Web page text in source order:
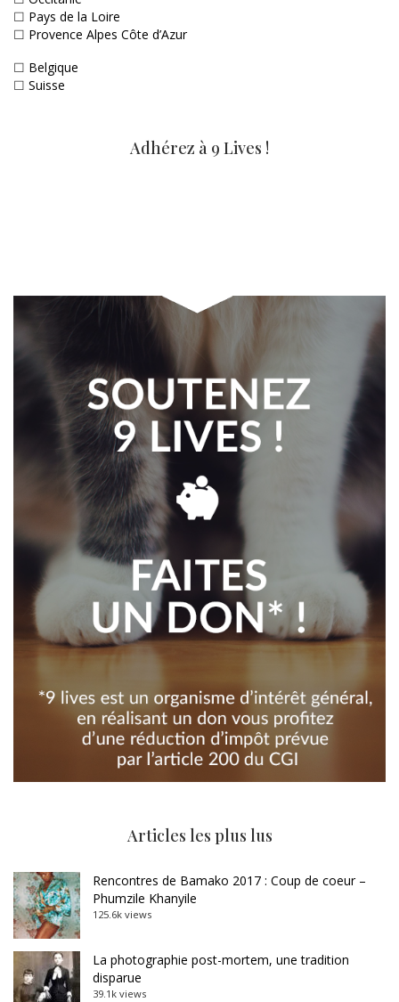
☐ Pays de la Loire
☐ Provence Alpes Côte d’Azur
☐ Belgique
☐ Suisse
Adhérez à 9 Lives !
Articles les plus lus
Rencontres de Bamako 2017 : Coup de coeur –
Phumzile Khanyile
125.6k views
La photographie post-mortem, une tradition
disparue
39.1k views